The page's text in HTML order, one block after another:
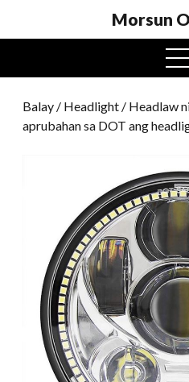
Morsun
Balay / Headlight / Headlaw
aprubahan sa DOT ang